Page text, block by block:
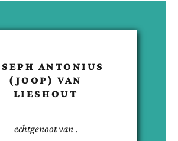
ANTONIUS
(JOOP) VAN
LIESHOUT
echtgenoot van .